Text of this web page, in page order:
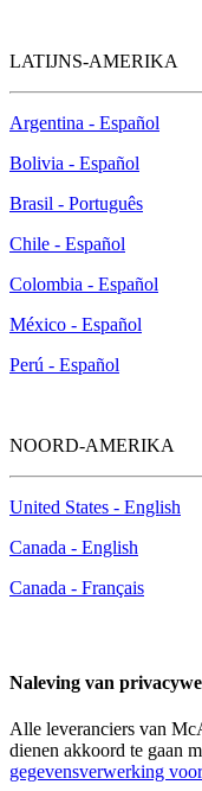
LATIJNS-AMERIKA
Argentina - Español
Bolivia - Español
Brasil - Português
Chile - Español
Colombia - Español
México - Español
Perú - Español
NOORD-AMERIKA
United States - English
Canada - English
Canada - Français
Naleving van
Alle leveranciers van
dienen akkoord te gaan
gegevensverwerking